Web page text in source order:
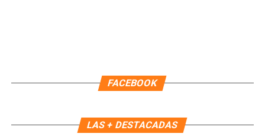
recursos naturales también significa defender nuestra
calidad de vida”, expresó.FACEBOOK
LAS + DESTACADAS